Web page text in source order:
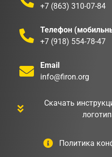
+7 (863) 310-07-84
Телефон
+7 (918) 554-78-47
Email
info@firon.org
Скачать
Политика